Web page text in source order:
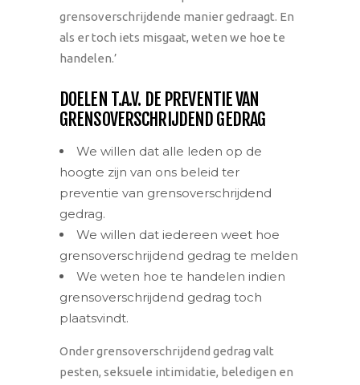
grensoverschrijdende manier gedraagt. En
als er toch iets misgaat, weten we hoe te
handelen.’
DOELEN T.A.V. DE PREVENTIE VAN
GRENSOVERSCHRIJDEND GEDRAG
We willen dat alle leden op de
hoogte zijn van ons beleid ter
preventie van grensoverschrijdend
gedrag.
We willen dat iedereen weet hoe
grensoverschrijdend gedrag te melden
We weten hoe te handelen indien
grensoverschrijdend gedrag toch
plaatsvindt.
Onder grensoverschrijdend gedrag valt
pesten, seksuele intimidatie, beledigen en